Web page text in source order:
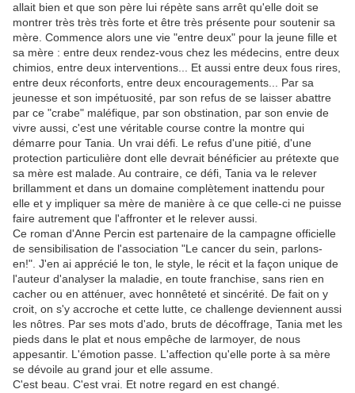
allait bien et que son père lui répète sans arrêt qu'elle doit se
montrer très très très forte et être très présente pour soutenir sa
mère. Commence alors une vie "entre deux" pour la jeune fille et
sa mère : entre deux rendez-vous chez les médecins, entre deux
chimios, entre deux interventions... Et aussi entre deux fous rires,
entre deux réconforts, entre deux encouragements... Par sa
jeunesse et son impétuosité, par son refus de se laisser abattre
par ce "crabe" maléfique, par son obstination, par son envie de
vivre aussi, c'est une véritable course contre la montre qui
démarre pour Tania. Un vrai défi. Le refus d'une pitié, d'une
protection particulière dont elle devrait bénéficier au prétexte que
sa mère est malade. Au contraire, ce défi, Tania va le relever
brillamment et dans un domaine complètement inattendu pour
elle et y impliquer sa mère de manière à ce que celle-ci ne puisse
faire autrement que l'affronter et le relever aussi.
Ce roman d'Anne Percin est partenaire de la campagne officielle
de sensibilisation de l'association "Le cancer du sein, parlons-
en!". J'en ai apprécié le ton, le style, le récit et la façon unique de
l'auteur d'analyser la maladie, en toute franchise, sans rien en
cacher ou en atténuer, avec honnêteté et sincérité. De fait on y
croit, on s'y accroche et cette lutte, ce challenge deviennent aussi
les nôtres. Par ses mots d'ado, bruts de décoffrage, Tania met les
pieds dans le plat et nous empêche de larmoyer, de nous
appesantir. L'émotion passe. L'affection qu'elle porte à sa mère
se dévoile au grand jour et elle assume.
C'est beau. C'est vrai. Et notre regard en est changé.